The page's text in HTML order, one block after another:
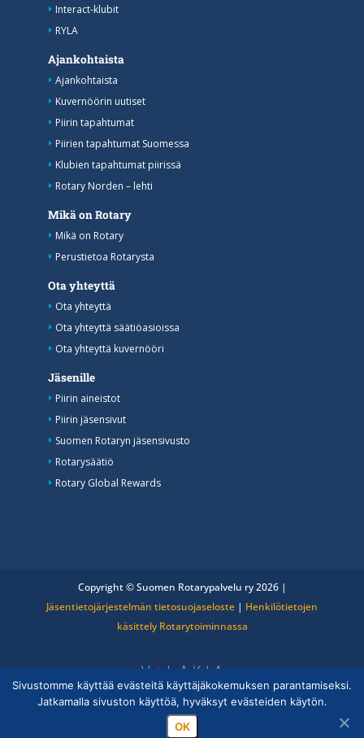
Interact-klubit
RYLA
Ajankohtaista
Ajankohtaista
Kuvernöörin uutiset
Piirin tapahtumat
Piirien tapahtumat Suomessa
Klubien tapahtumat piirissä
Rotary Norden – lehti
Mikä on Rotary
Mikä on Rotary
Perustietoa Rotarysta
Ota yhteyttä
Ota yhteyttä
Ota yhteyttä säätiöasioissa
Ota yhteyttä kuvernööri
Jäsenille
Piirin aineistot
Piirin jäsensivut
Suomen Rotaryn jäsensivusto
Rotarysäätiö
Rotary Global Rewards
Copyright © Suomen Rotarypalvelu ry 2026 |
Jäsentietojärjestelmän tietosuojaseloste | Henkilötietojen
käsittely Rotarytoiminnassa
Sivustomme käyttää evästeitä käyttäjäkokemuksen parantamiseksi.
Jatkamalla sivuston käyttöä, hyväksyt evästeiden käytön.
OK